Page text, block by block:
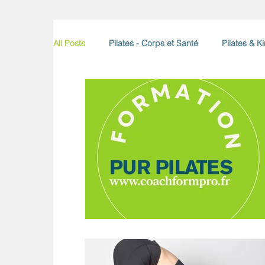
All Posts Pilates - Corps et Santé Pilates &